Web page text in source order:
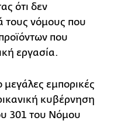
ότι δεν
τους νόμους που
που
εργασία.
μεγάλες εμπορικές
κυβέρνηση
301 του Νόμου